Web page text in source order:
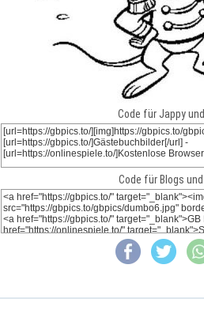
Code für Jappy und
Code für Blogs und